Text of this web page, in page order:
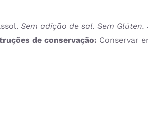
Sem adição de sal. Sem
de conservação: Conservar